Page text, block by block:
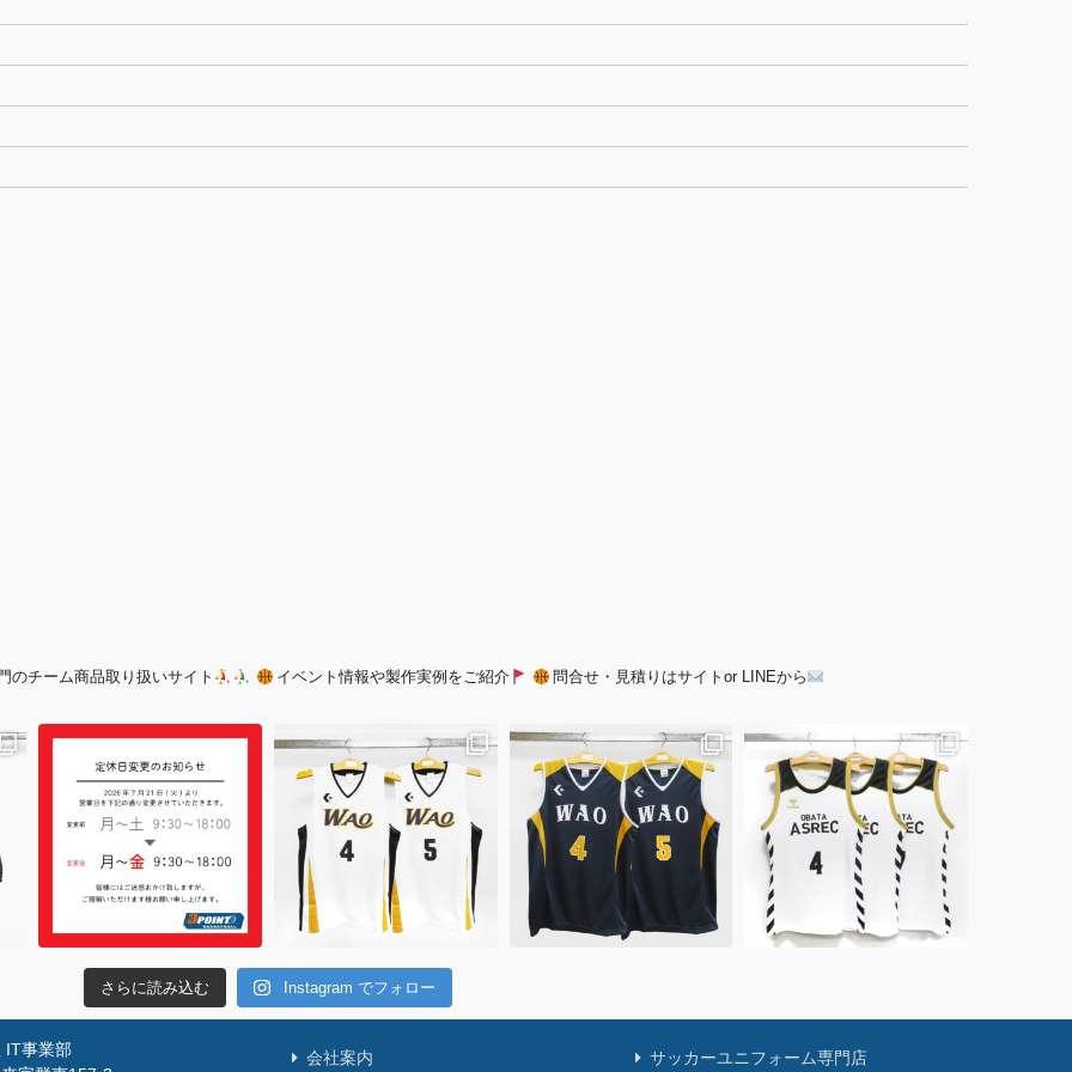
のチーム商品取り扱いサイト イベント情報や製作実例をご紹介 問合せ・見積りはサイトor LINEから
さらに読み込む Instagram でフォロー
IT事業部
会社案内 サッカーユニフォーム専門店